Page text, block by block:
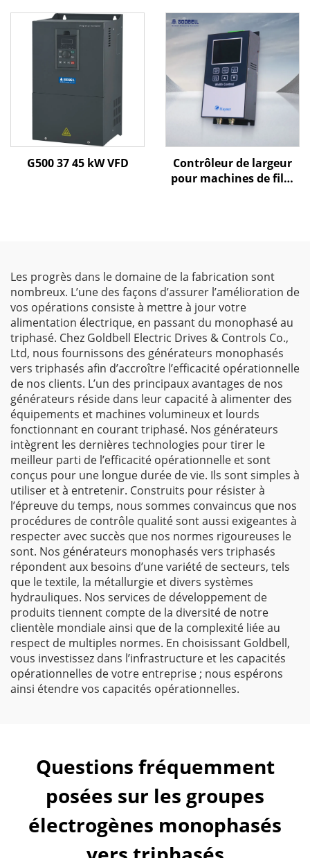
Commande V/f et
commande vectorielle |
Variateur de fréquence
certifié CE
G500 37 45 kW VFD
Contrôleur de largeur
pour machines de film
Les progrès dans le domaine de la fabrication sont
nombreux. L’une des façons d’assurer l’amélioration de
vos opérations consiste à mettre à jour votre
alimentation électrique, en passant du monophasé au
triphasé. Chez Goldbell Electric Drives & Controls Co.,
Ltd, nous fournissons des générateurs monophasés
vers triphasés afin d’accroître l’efficacité opérationnelle
de nos clients. L’un des principaux avantages de nos
générateurs réside dans leur capacité à alimenter des
équipements et machines volumineux et lourds
fonctionnant en courant triphasé. Nos générateurs
intègrent les dernières technologies pour tirer le
meilleur parti de l’efficacité opérationnelle et sont
conçus pour une longue durée de vie. Ils sont simples à
utiliser et à entretenir. Construits pour résister à
l’épreuve du temps, nous sommes convaincus que nos
procédures de contrôle qualité sont aussi exigeantes à
respecter avec succès que nos normes rigoureuses le
sont. Nos générateurs monophasés vers triphasés
répondent aux besoins d’une variété de secteurs, tels
que le textile, la métallurgie et divers systèmes
hydrauliques. Nos services de développement de
produits tiennent compte de la diversité de notre
clientèle mondiale ainsi que de la complexité liée au
respect de multiples normes. En choisissant Goldbell,
vous investissez dans l’infrastructure et les capacités
opérationnelles de votre entreprise ; nous espérons
ainsi étendre vos capacités opérationnelles.
Questions fréquemment
posées sur les groupes
électrogènes monophasés